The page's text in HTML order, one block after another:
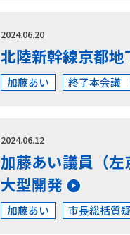
2024.06.20
北陸新幹線京都
加藤あい 終了本会議
2024.06.12
加藤あい議員（
大型開発
加藤あい 市長総括質